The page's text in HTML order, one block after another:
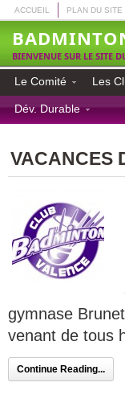
ACCUEIL PLAN DU SITE
BIENVENUE SUR LE SITE
Le Comité Les
Dév. Durable
VACANCES
gymnase
venant de tous
Continue Reading...